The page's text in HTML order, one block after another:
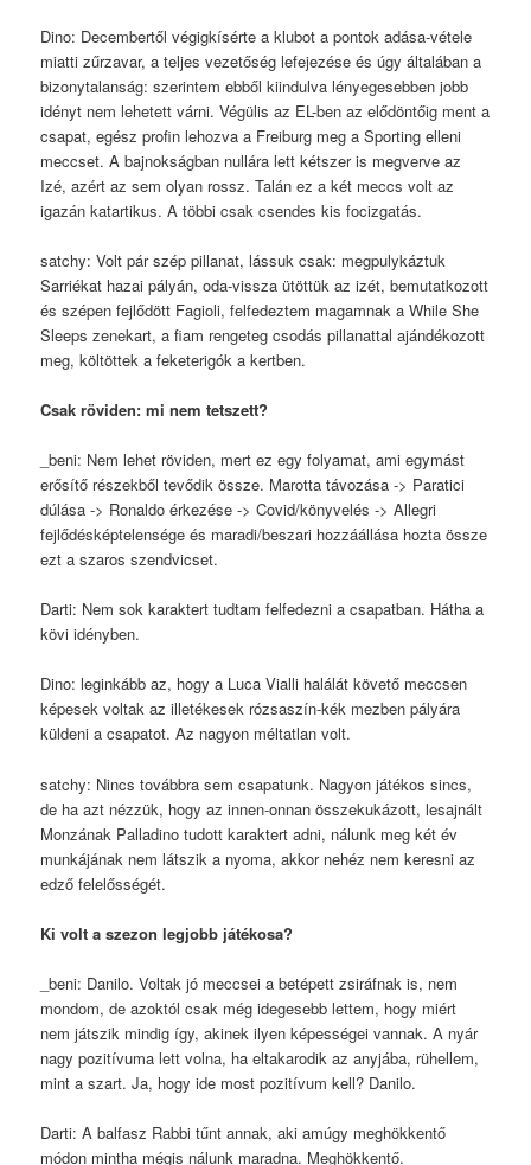
Dino: Decembertől végigkísérte a klubot a pontok adása-vétele
miatti zűrzavar, a teljes vezetőség lefejezése és úgy általában a
bizonytalanság: szerintem ebből kiindulva lényegesebben jobb
idényt nem lehetett várni. Végülis az EL-ben az elődöntőig ment a
csapat, egész profin lehozva a Freiburg meg a Sporting elleni
meccset. A bajnokságban nullára lett kétszer is megverve az
Izé, azért az sem olyan rossz. Talán ez a két meccs volt az
igazán katartikus. A többi csak csendes kis focizgatás.
satchy: Volt pár szép pillanat, lássuk csak: megpulykáztuk
Sarriékat hazai pályán, oda-vissza ütöttük az izét, bemutatkozott
és szépen fejlődött Fagioli, felfedeztem magamnak a While She
Sleeps zenekart, a fiam rengeteg csodás pillanattal ajándékozott
meg, költöttek a feketerigók a kertben.
Csak röviden: mi nem tetszett?
_beni: Nem lehet röviden, mert ez egy folyamat, ami egymást
erősítő részekből tevődik össze. Marotta távozása -> Paratici
dúlása -> Ronaldo érkezése -> Covid/könyvelés -> Allegri
fejlődésképtelensége és maradi/beszari hozzáállása hozta össze
ezt a szaros szendvicset.
Darti: Nem sok karaktert tudtam felfedezni a csapatban. Hátha a
kövi idényben.
Dino: leginkább az, hogy a Luca Vialli halálát követő meccsen
képesek voltak az illetékesek rózsaszín-kék mezben pályára
küldeni a csapatot. Az nagyon méltatlan volt.
satchy: Nincs továbbra sem csapatunk. Nagyon játékos sincs,
de ha azt nézzük, hogy az innen-onnan összekukázott, lesajnált
Monzának Palladino tudott karaktert adni, nálunk meg két év
munkájának nem látszik a nyoma, akkor nehéz nem keresni az
edző felelősségét.
Ki volt a szezon legjobb játékosa?
_beni: Danilo. Voltak jó meccsei a betépett zsiráfnak is, nem
mondom, de azoktól csak még idegesebb lettem, hogy miért
nem játszik mindig így, akinek ilyen képességei vannak. A nyár
nagy pozitívuma lett volna, ha eltakarodik az anyjába, rühellem,
mint a szart. Ja, hogy ide most pozitívum kell? Danilo.
Darti: A balfasz Rabbi tűnt annak, aki amúgy meghökkentő
módon mintha mégis nálunk maradna. Meghökkentő.